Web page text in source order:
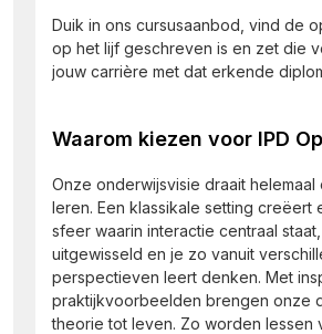
Duik in ons cursusaanbod, vind de
op het lijf geschreven is en zet die
jouw carrière met dat erkende
Waarom kiezen voor IPD
Onze onderwijsvisie draait helemaal
leren. Een klassikale setting creëert
sfeer waarin interactie centraal
uitgewisseld en je zo vanuit
perspectieven leert denken. Met
praktijkvoorbeelden brengen onze
theorie tot leven. Zo worden lessen